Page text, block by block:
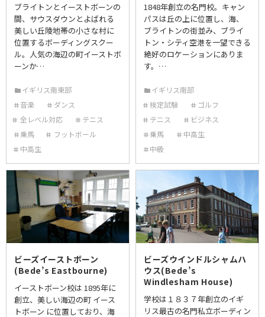
ブライトンとイーストボーンの
間、サウスダウンとよばれる
美しい丘陵地帯の小さな村に
位置するボーディングスクー
ル。人気の海辺の町イーストボ
ーンか…
イギリス南東部
音楽
ダンス
全レベル対応
テニス
乗馬
フットボール
中高生
1848年創立の名門校。キャン
パスは丘の上に位置し、海、
ブライトンの街並み、ブライ
トン・シティ空港を一望できる
絶好のロケーションにありま
す。…
イギリス南部
検定試験
ゴルフ
テニス
ビジネス
乗馬
中高生
中級
ビーズイーストボーン
(Bede’s Eastbourne)
イーストボーン校は 1895年に
創立、美しい海辺の町 イース
トボーン に位置しており、海
ビーズウインドルシャムハ
ウス(Bede’s
Windlesham House)
学校は１８３７年創立のイギ
リス最古の名門私立ボーディン